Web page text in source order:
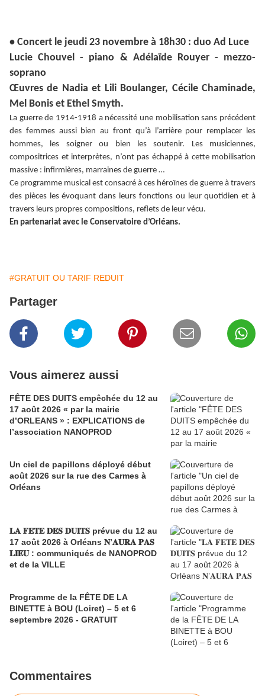
• Concert le jeudi 23 novembre à 18h30 : duo Ad Luce
Lucie Chouvel - piano & Adélaïde Rouyer - mezzo-
soprano
Œuvres de Nadia et Lili Boulanger, Cécile Chaminade,
Mel Bonis et Ethel Smyth.
La guerre de 1914-1918 a nécessité une mobilisation sans précédent
des femmes aussi bien au front qu’à l’arrière pour remplacer les
hommes, les soigner ou bien les soutenir. Les musiciennes,
compositrices et interprètes, n’ont pas échappé à cette mobilisation
massive : infirmières, marraines de guerre …
Ce programme musical est consacré à ces héroïnes de guerre à travers
des pièces les évoquant dans leurs fonctions ou leur quotidien et à
travers leurs propres compositions, reflets de leur vécu.
En partenariat avec le Conservatoire d’Orléans.
#GRATUIT OU TARIF REDUIT
Partager
Vous aimerez aussi
FÊTE DES DUITS empêchée du 12 au
17 août 2026 « par la mairie
d’ORLEANS » : EXPLICATIONS de
l’association NANOPROD
Un ciel de papillons déployé début
août 2026 sur la rue des Carmes à
Orléans
𝐋𝐀 𝐅𝐄𝐓𝐄 𝐃𝐄𝐒 𝐃𝐔𝐈𝐓𝐒 prévue du 12 au
17 août 2026 à Orléans 𝐍’𝐀𝐔𝐑𝐀 𝐏𝐀𝐒
𝐋𝐈𝐄𝐔 : communiqués de NANOPROD
et de la VILLE
Programme de la FÊTE DE LA
BINETTE à BOU (Loiret) – 5 et 6
septembre 2026 - GRATUIT
Commentaires